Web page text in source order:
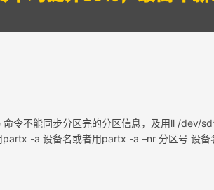
令不能同步分区完的分区信息，及用ll /dev/
-a 设备名或者用partx -a –nr 分区号 设